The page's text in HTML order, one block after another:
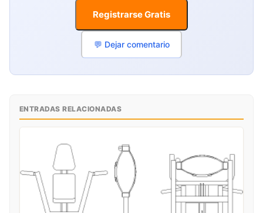
Registrarse Gratis
💬 Dejar comentario
ENTRADAS RELACIONADAS